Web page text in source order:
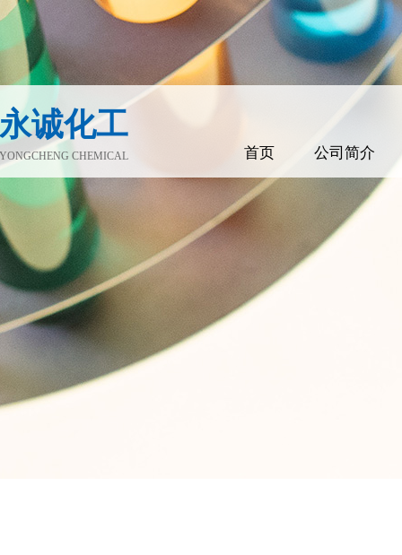
永诚化工
YONGCHENG CHEMICAL 首页 公司简介